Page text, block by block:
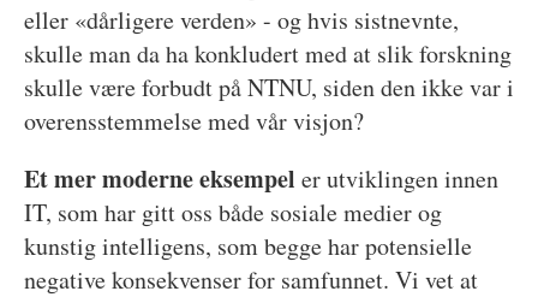
eller «dårligere verden» - og hvis sistnevnte,
skulle man da ha konkludert med at slik forskning
skulle være forbudt på NTNU, siden den ikke var i
overensstemmelse med vår visjon?
Et mer moderne eksempel er utviklingen innen
IT, som har gitt oss både sosiale medier og
kunstig intelligens, som begge har potensielle
negative konsekvenser for samfunnet. Vi vet at